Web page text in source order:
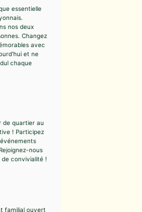
essentielle
nos deux
Changez
avec
et ne
chaque
de quartier au
! Participez
nous
convivialité !
familial ouvert